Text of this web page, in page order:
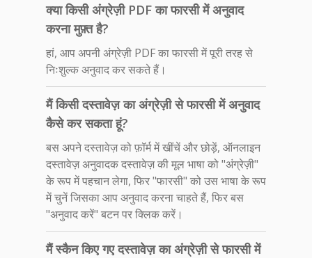
क्या किसी अंग्रेज़ी PDF का फारसी में अनुवाद
करना मुफ़्त है?
हां, आप अपनी अंग्रेज़ी PDF का फारसी में पूरी तरह से
निःशुल्क अनुवाद कर सकते हैं।
मैं किसी दस्तावेज़ का अंग्रेज़ी से फारसी में अनुवाद
कैसे कर सकता हूं?
बस अपने दस्तावेज़ को फ़ॉर्म में खींचें और छोड़ें, ऑनलाइन
दस्तावेज़ अनुवादक दस्तावेज़ की मूल भाषा को "अंग्रेज़ी"
के रूप में पहचान लेगा, फिर "फारसी" को उस भाषा के रूप
में चुनें जिसका आप अनुवाद करना चाहते हैं, फिर बस
"अनुवाद करें" बटन पर क्लिक करें।
मैं स्कैन किए गए दस्तावेज़ का अंग्रेज़ी से फारसी में